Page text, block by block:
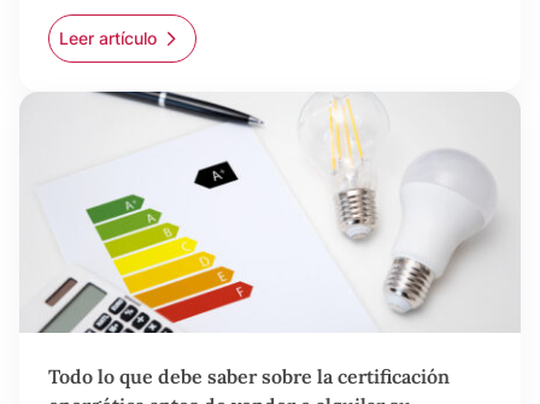
Leer artículo
Todo lo que debe saber sobre la certificación